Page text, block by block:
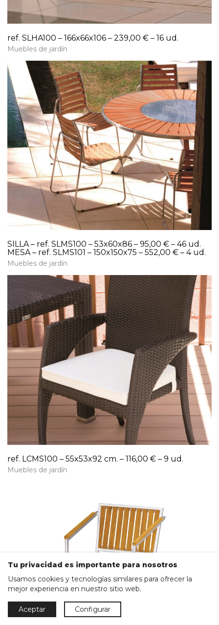
ref. SLHA100 – 166x66x106 – 239,00 € – 16 ud.
Muebles de jardín
SILLA – ref. SLMS100 – 53x60x86 – 95,00 € – 46 ud.
MESA – ref. SLMS101 – 150x150x75 – 552,00 € – 4 ud.
Muebles de jardín
ref. LCMS100 – 55x53x92 cm. – 116,00 € – 9 ud.
Muebles de jardín
Tu privacidad es importante para nosotros
Usamos cookies y tecnologías similares para ofrecer la
mejor experiencia en nuestro sitio web.
Aceptar Configurar